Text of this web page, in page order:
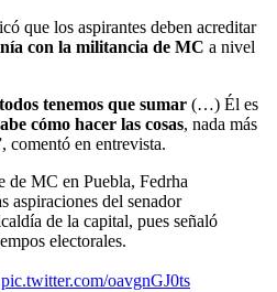
que los aspirantes deben acreditar
con la militancia de MC a nivel
todos tenemos que sumar (…) Él es
cómo hacer las cosas, nada más
comentó en entrevista.
de MC en Puebla, Fedrha
aspiraciones del senador
de la capital, pues señaló
electorales.
pic.twitter.com/oavgnGJ0ts